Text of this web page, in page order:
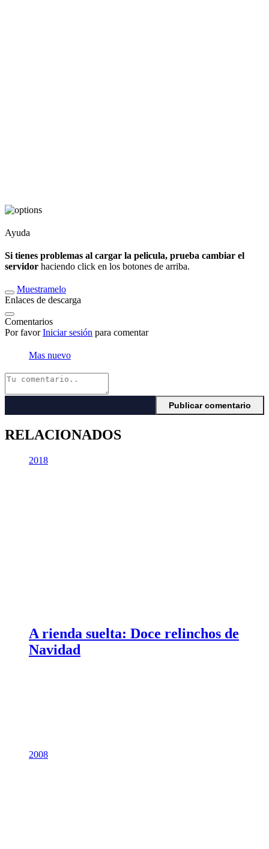
Ayuda
Si tienes problemas al cargar la pelicula, prueba cambiar el
servidor haciendo click en los botones de arriba.
Muestramelo
Enlaces de descarga
Comentarios
Por favorIniciar sesión para comentar
Mas nuevo
RELACIONADOS
2018
A rienda suelta: Doce relinchos de
Navidad
2008